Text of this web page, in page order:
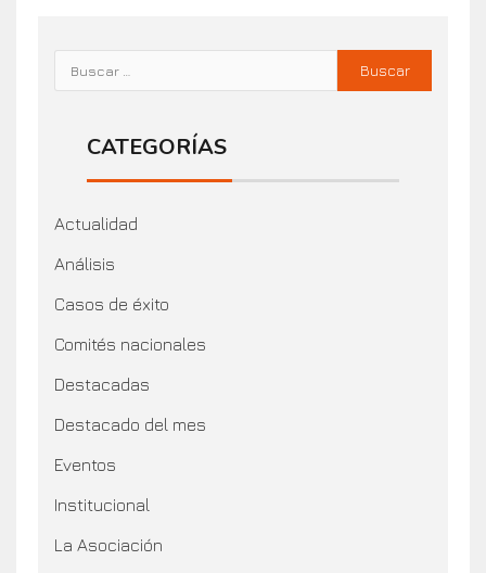
CATEGORÍAS
Actualidad
Análisis
Casos de éxito
Comités nacionales
Destacadas
Destacado del mes
Eventos
Institucional
La Asociación